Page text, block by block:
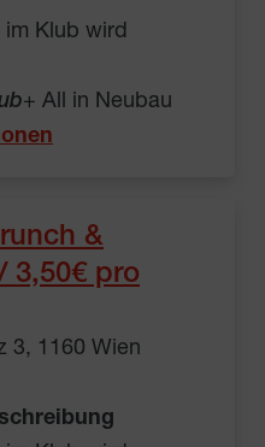
im Klub wird
+ All in Neubau
&
3,50€ pro
3, 1160 Wien